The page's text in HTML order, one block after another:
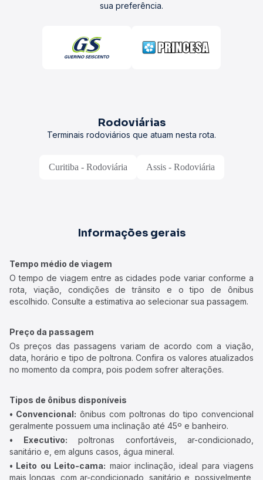
sua preferência.
Rodoviárias
Terminais rodoviários que atuam nesta rota.
Curitiba - Rodoviária Assis - Rodoviária
Informações gerais
Tempo médio de viagem
O tempo de viagem entre as cidades pode variar conforme a
rota, viação, condições de trânsito e o tipo de ônibus
escolhido. Consulte a estimativa ao selecionar sua passagem.
Preço da passagem
Os preços das passagens variam de acordo com a viação,
data, horário e tipo de poltrona. Confira os valores atualizados
no momento da compra, pois podem sofrer alterações.
Tipos de ônibus disponíveis
• Convencional: ônibus com poltronas do tipo convencional
geralmente possuem uma inclinação até 45º e banheiro.
• Executivo: poltronas confortáveis, ar-condicionado,
sanitário e, em alguns casos, água mineral.
• Leito ou Leito-cama: maior inclinação, ideal para viagens
mais longas, com ar-condicionado, sanitário e, possivelmente,